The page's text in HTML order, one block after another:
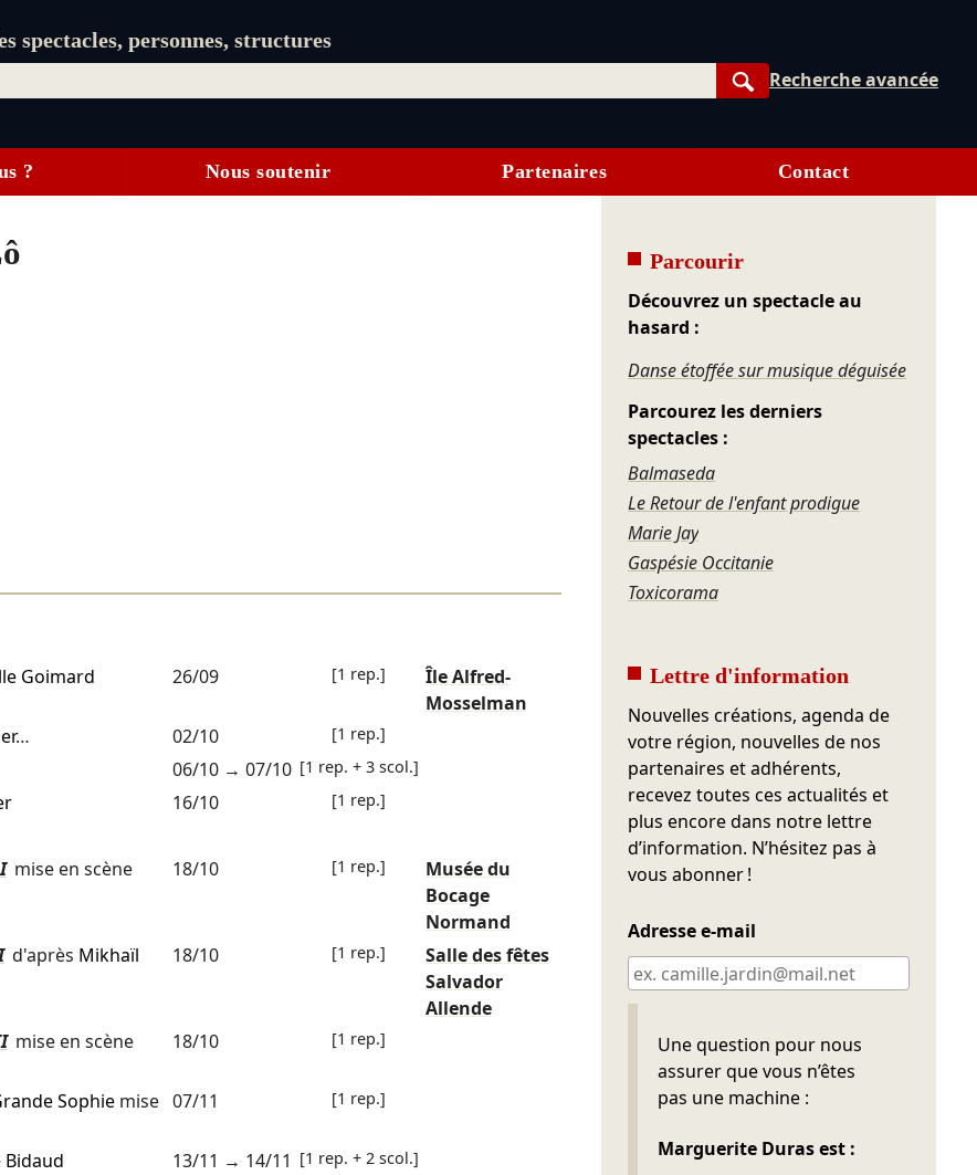
spectacles, personnes, structures
Rechercher
Recherche avancée
? Nous soutenir Partenaires Contact
Goimard 26/09 [1 rep.]
Île Alfred-
Mosselman
… 02/10 [1 rep.]
06/10→ 07/10 [1 rep. + 3 scol.]
16/10 [1 rep.]
mise en scène
18/10 [1 rep.]
Musée du
Bocage
Normand
d'après Mikhaïl
18/10 [1 rep.]
Salle des fêtes
Salvador
Allende
mise en scène
18/10 [1 rep.]
Sophiemise 07/11 [1 rep.]
Bidaud 13/11 → 14/11 [1 rep. + 2 scol.]
Parcourir
Découvrez un spectacle au
hasard :
Danse étoffée sur musique déguisée
Parcourez les derniers
spectacles :
Balmaseda
Le Retour de l'enfant prodigue
Marie Jay
Gaspésie Occitanie
Toxicorama
Lettre d'information
Nouvelles créations, agenda de
votre région, nouvelles de nos
partenaires et adhérents,
recevez toutes ces actualités et
plus encore dans notre lettre
d’information. N’hésitez pas à
vous abonner !
Adresse e-mail
Une question pour nous
assurer que vous n’êtes
pas une machine :
Marguerite Duras est :
Ne pas remplir